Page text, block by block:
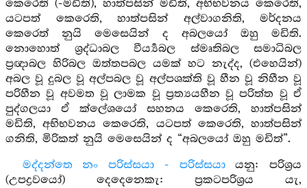
කෙරෙති (-මඩිති), හාත්පසින් මඩිති, අභිභවනය කෙරෙති,
යටපත් කෙරෙති, හාත්පසින් අල්වාගනිති, මර්දනය
කෙරෙත් නුයි මෙසෙයින් ද අබලයෝ ඔහු මඩිති.
නොහොත් ශ්‍රද්ධාබල වීර්‍ය්‍යබල ස්මෘතිබල සමාධිබල
ප්‍රඥාබල හිරිබල ඔත්තපබල යමක් හට නැද්ද, (එහෙයින්)
අබල වූ දුබල වූ අල්පබල වූ අල්පශක්ති වූ හීන වූ නිහීන වූ
පරිහීන වූ අවමත වූ ලාමක වූ ප්‍රත්‍යයහීන වූ පරිත්ත වූ ඒ
පුද්ගලයා ඒ ක්ලේශයෝ සහනය කෙරෙති, හාත්පසින්
මඩිති, අභිභවනය කෙරෙති, යටපත් කෙරෙති, හාත්පසින්
ගනිති, මිරිකත් නුයි මෙසෙයින් ද “අබලයෝ ඔහු මඩිත්”.
මද්දන්තෙ නං පරිස්සයා - පරිස්සයායනු: පරිශ්‍රය
(උපද්‍රවයෝ) දෙදෙනෙකැ: ප්‍රකටපරිශ්‍රය යැ,